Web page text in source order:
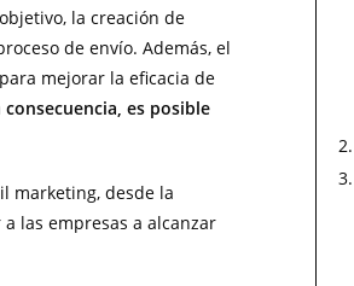
la creación de
de envío. Además, el
mejorar la eficacia de
es posible
marketing, desde la
las empresas a alcanzar
2.
3.